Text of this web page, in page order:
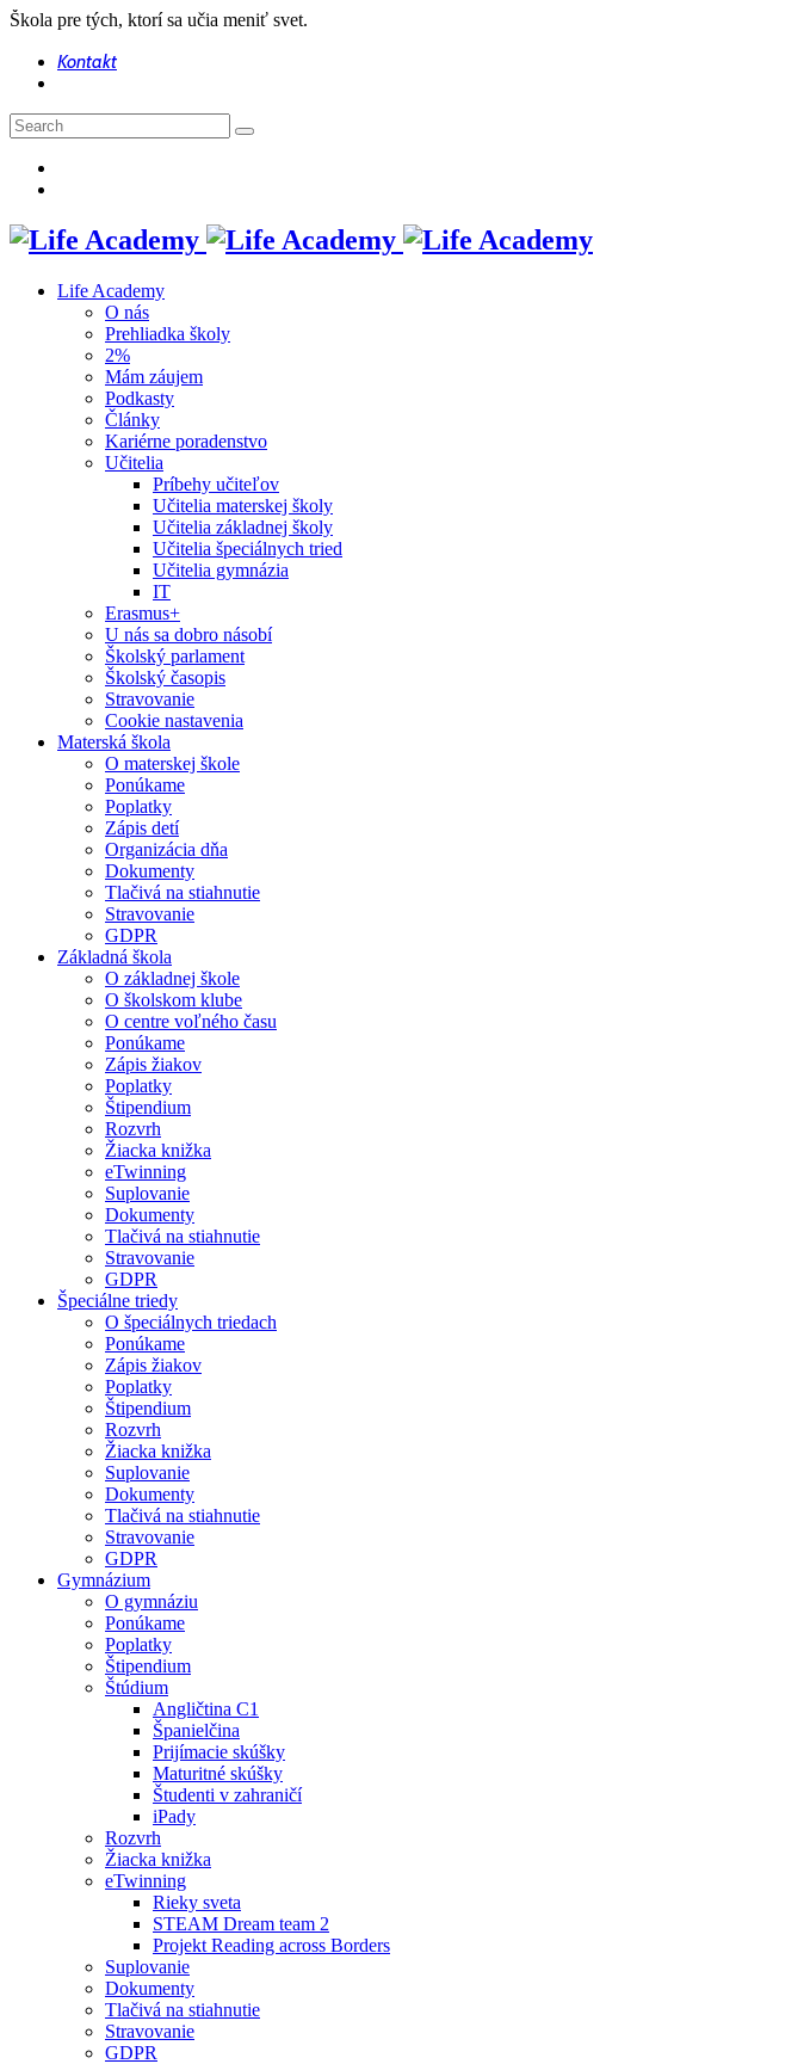
Škola pre tých, ktorí sa učia meniť svet.
Kontakt
Life Academy
O nás
Prehliadka školy
2%
Mám záujem
Podkasty
Články
Kariérne poradenstvo
Učitelia
Príbehy učiteľov
Učitelia materskej školy
Učitelia základnej školy
Učitelia špeciálnych tried
Učitelia gymnázia
IT
Erasmus+
U nás sa dobro násobí
Školský parlament
Školský časopis
Stravovanie
Cookie nastavenia
Materská škola
O materskej škole
Ponúkame
Poplatky
Zápis detí
Organizácia dňa
Dokumenty
Tlačivá na stiahnutie
Stravovanie
GDPR
Základná škola
O základnej škole
O školskom klube
O centre voľného času
Ponúkame
Zápis žiakov
Poplatky
Štipendium
Rozvrh
Žiacka knižka
eTwinning
Suplovanie
Dokumenty
Tlačivá na stiahnutie
Stravovanie
GDPR
Špeciálne triedy
O špeciálnych triedach
Ponúkame
Zápis žiakov
Poplatky
Štipendium
Rozvrh
Žiacka knižka
Suplovanie
Dokumenty
Tlačivá na stiahnutie
Stravovanie
GDPR
Gymnázium
O gymnáziu
Ponúkame
Poplatky
Štipendium
Štúdium
Angličtina C1
Španielčina
Prijímacie skúšky
Maturitné skúšky
Študenti v zahraničí
iPady
Rozvrh
Žiacka knižka
eTwinning
Rieky sveta
STEAM Dream team 2
Projekt Reading across Borders
Suplovanie
Dokumenty
Tlačivá na stiahnutie
Stravovanie
GDPR